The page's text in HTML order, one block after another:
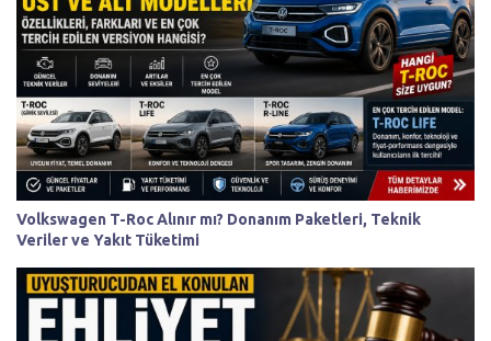
Volkswagen T-Roc Alınır mı? Donanım Paketleri, Teknik
Veriler ve Yakıt Tüketimi